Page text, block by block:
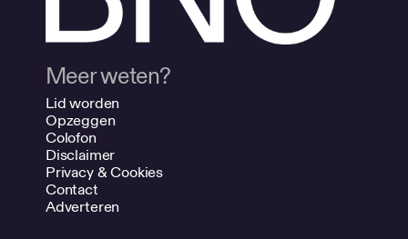
Meer weten?
Lid worden
Opzeggen
Colofon
Disclaimer
Privacy & Cookies
Contact
Adverteren